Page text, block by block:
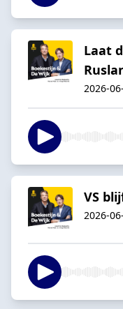
Laat
2026-
VS
2026-